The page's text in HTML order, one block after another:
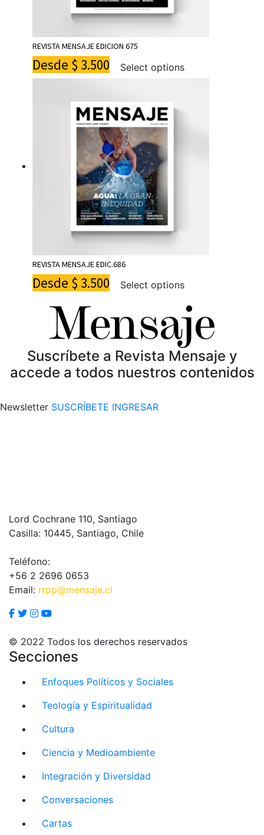
REVISTA MENSAJE EDICION 675
Desde $ 3.500 Select options
REVISTA MENSAJE EDIC.686
Desde $ 3.500 Select options
Suscríbete a Revista Mensaje y
accede a todos nuestros contenidos
Newsletter SUSCRÍBETE INGRESAR
Lord Cochrane 110, Santiago
Casilla: 10445, Santiago, Chile
Teléfono:
+56 2 2696 0653
Email: rrpp@mensaje.cl
© 2022 Todos los derechos reservados
Secciones
Enfoques Políticos y Sociales
Teología y Espiritualidad
Cultura
Ciencia y Medioambiente
Integración y Diversidad
Conversaciones
Cartas